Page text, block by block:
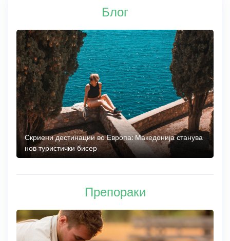
Блог
Скриени дестинации во Европа: Македонија станува
нов туристички бисер
Препораки